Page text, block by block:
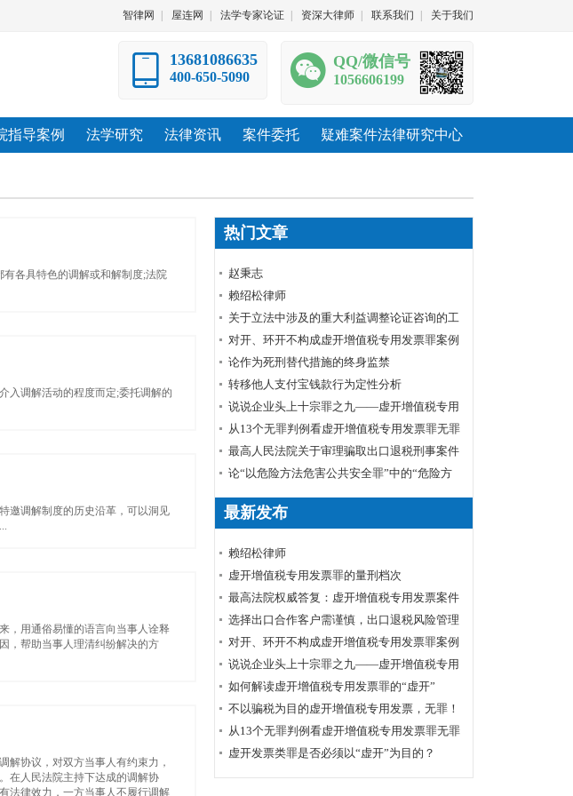
智律网 屋连网 法学专家论证 资深大律师 联系我们 关于我们
13681086635
400-650-5090
QQ/微信号
1056606199
指导案例 法学研究 法律资讯 案件委托 疑难案件法律研究中心
各具特色的调解或和解制度;法院
入调解活动的程度而定;委托调解的
邀调解制度的历史沿革，可以洞见
，用通俗易懂的语言向当事人诠释
，帮助当事人理清纠纷解决的方
解协议，对双方当事人有约束力，
在人民法院主持下达成的调解协
法律效力，一方当事人不履行调解
热门文章
赵秉志
赖绍松律师
关于立法中涉及的重大利益调整论证咨询的工
作规范
对开、环开不构成虚开增值税专用发票罪案例
裁判要旨
论作为死刑替代措施的终身监禁
转移他人支付宝钱款行为定性分析
说说企业头上十宗罪之九——虚开增值税专用
发票罪
从13个无罪判例看虚开增值税专用发票罪无罪
裁判要旨及无罪辩点
最高人民法院关于审理骗取出口退税刑事案件
具体应用法律若干问题的解释辑
论“以危险方法危害公共安全罪”中的“危险方
法”
最新发布
赖绍松律师
虚开增值税专用发票罪的量刑档次
最高法院权威答复：虚开增值税专用发票案件
的数额标准确定
选择出口合作客户需谨慎，出口退税风险管理
需跟上
对开、环开不构成虚开增值税专用发票罪案例
裁判要旨
说说企业头上十宗罪之九——虚开增值税专用
发票罪
如何解读虚开增值税专用发票罪的“虚开”
不以骗税为目的虚开增值税专用发票，无罪！
从13个无罪判例看虚开增值税专用发票罪无罪
裁判要旨及无罪辩点
虚开发票类罪是否必须以“虚开”为目的？